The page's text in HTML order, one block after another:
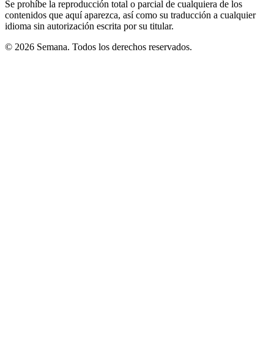
Se prohíbe la reproducción total o parcial de cualquiera de los
contenidos que aquí aparezca, así como su traducción a cualquier
idioma sin autorización escrita por su titular.
© 2026 Semana. Todos los derechos reservados.